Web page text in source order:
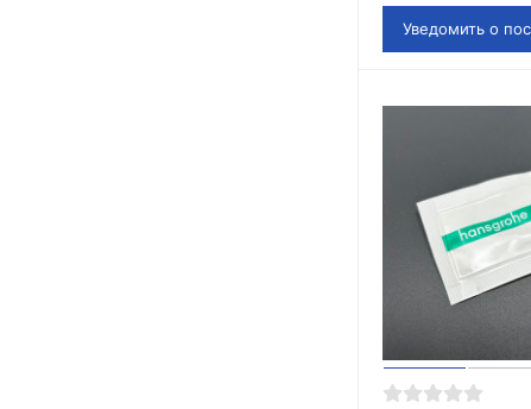
Уведомить о